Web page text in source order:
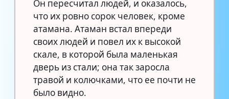
Он пересчитал людей, и оказалось,
что их ровно сорок человек, кроме
атамана. Атаман встал впереди
своих людей и повел их к высокой
скале, в которой была маленькая
дверь из стали; она так заросла
травой и колючками, что ее почти не
было видно.